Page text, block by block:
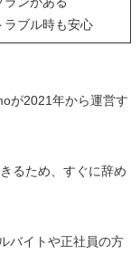
ラブル時も安心
が2021年から運営す
るため、すぐに辞め
バイトや正社員の方